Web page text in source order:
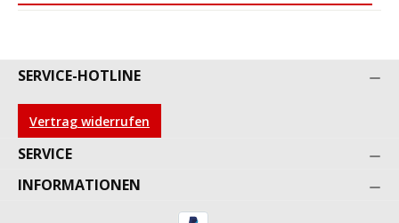
SERVICE-HOTLINE
Vertrag widerrufen
SERVICE
INFORMATIONEN